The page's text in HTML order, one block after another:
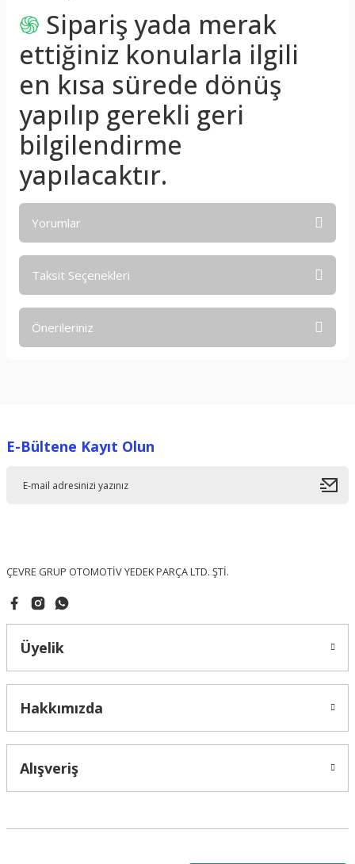
֍ Sipariş yada merak
ettiğiniz konularla ilgili
en kısa sürede dönüş
yapılıp gerekli geri
bilgilendirme
yapılacaktır.
Yorumlar
Taksit Seçenekleri
Önerileriniz
Ürün resmi kalitesiz, bozuk veya görüntülenemiyor.
E-Bültene Kayıt Olun
ÇEVRE GRUP OTOMOTİV YEDEK PARÇA LTD. ŞTİ.
Üyelik
Hakkımızda
Alışveriş